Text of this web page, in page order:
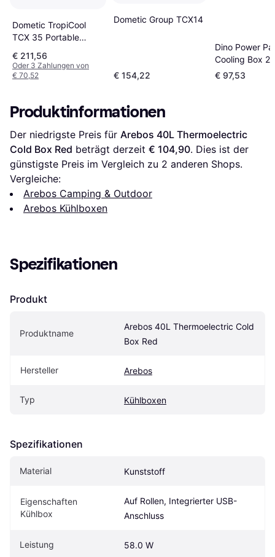
Dometic TropiCool
TCX 35 Portable
Black/Gray
€ 211,56
Oder 3 Zahlungen von
€ 70,52
Dometic Group TCX14
€ 154,22
Dino Power
Cooling Box
€ 97,53
Produktinformationen
Der niedrigste Preis für Arebos 40L Thermoelectric
Cold Box Red beträgt derzeit € 104,90. Dies ist der
günstigste Preis im Vergleich zu 2 anderen Shops.
Vergleiche:
Arebos Camping & Outdoor
Arebos Kühlboxen
Spezifikationen
Produkt
Produktname
Arebos 40L Thermoelectric Cold
Box Red
Hersteller Arebos
Typ Kühlboxen
Spezifikationen
Material Kunststoff
Eigenschaften
Kühlbox
Auf Rollen, Integrierter USB-
Anschluss
Leistung 58.0 W